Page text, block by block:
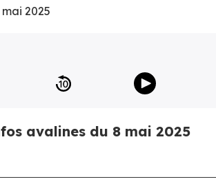
2025
avalines du 8 mai 2025